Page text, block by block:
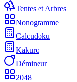
Tentes et Arbres
Nonogramme
Calcudoku
Kakuro
Démineur
2048